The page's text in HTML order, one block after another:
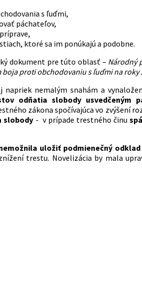
s ľuďmi,
páchateľov,
ktoré sa im ponúkajú a podobne.
dokument pre túto oblasť – Národný
proti obchodovaniu s ľuďmi na roky
nemalým snahám a
odňatia slobody
zákona spočívajúca vo zvýšení
slobody - v prípade trestného činu
uložiť podmienečný
trestu. Novelizácia by mala